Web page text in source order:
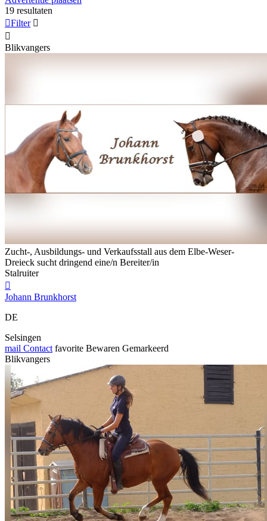
19 resultaten
Filter 

Blikvangers
Zucht-, Ausbildungs- und Verkaufsstall aus dem Elbe-Weser-
Dreieck sucht dringend eine/n Bereiter/in
Stalruiter

Johann Brunkhorst
DE
Selsingen
mail Contact favorite Bewaren Gemarkeerd
Blikvangers